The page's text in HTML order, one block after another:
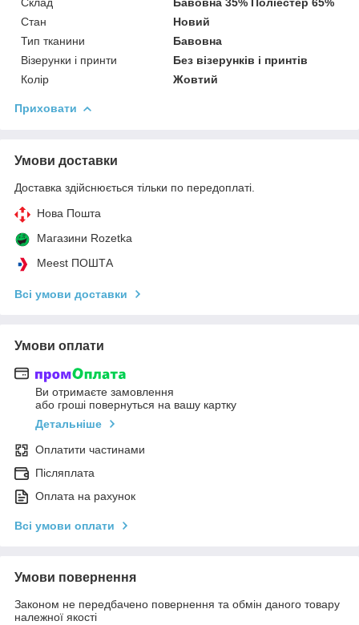
Стан
Новий
Тип тканини
Бавовна
Візерунки і принти
Без візерунків і принтів
Колір
Жовтий
Приховати
Умови доставки
Доставка здійснюється тільки по передоплаті.
Нова Пошта
Магазини Rozetka
Meest ПОШТА
Всі умови доставки
Умови оплати
Ви отримаєте замовлення
або гроші повернуться на вашу картку
Детальніше
Оплатити частинами
Післяплата
Оплата на рахунок
Всі умови оплати
Умови повернення
Законом не передбачено повернення та обмін даного товару
належної якості